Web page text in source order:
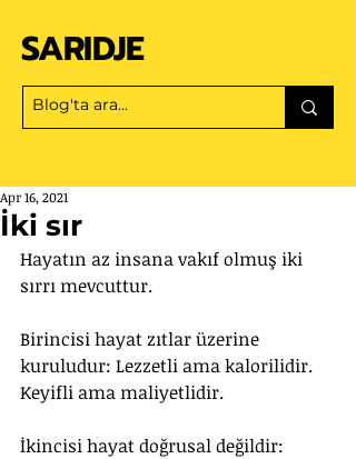
SARIDJE
İki sır
Apr 16, 2021
Hayatın az insana vakıf olmuş iki
sırrı mevcuttur.
Birincisi hayat zıtlar üzerine
kuruludur: Lezzetli ama kalorilidir.
Keyifli ama maliyetlidir.
İkincisi hayat doğrusal değildir: